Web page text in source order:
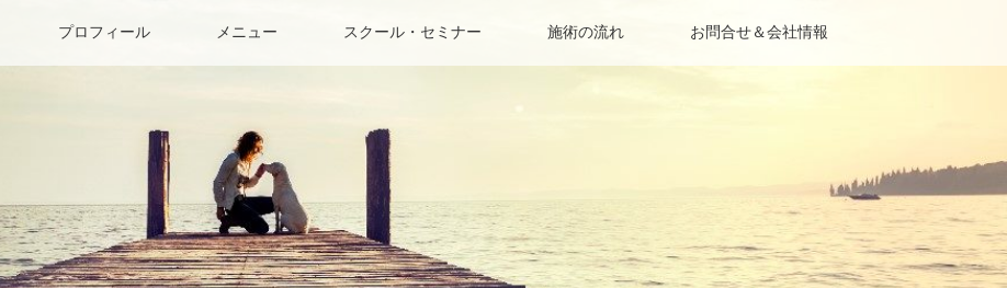
プロフィール メニュー スクール・セミナー 施術の流れ お問合せ＆会社情報